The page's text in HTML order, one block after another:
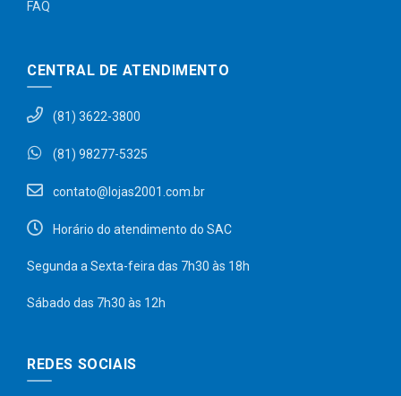
FAQ
CENTRAL DE ATENDIMENTO
(81) 3622-3800
(81) 98277-5325
contato@lojas2001.com.br
Horário do atendimento do SAC
Segunda a Sexta-feira das 7h30 às 18h
Sábado das 7h30 às 12h
REDES SOCIAIS